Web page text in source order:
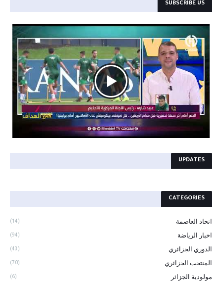
SUBSCRIBE US
UPDATES
CATEGORIES
اتحاد العاصمة (14)
اخبار الرياضة (94)
الدوري الجزائري (43)
المنتخب الجزائري (70)
مولودية الجزائر (6)